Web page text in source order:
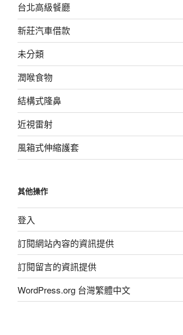
台北高級餐廳
新莊汽車借款
未分類
潤喉食物
結構式隆鼻
近視雷射
風箱式伸縮護套
其他操作
登入
訂閱網站內容的資訊提供
訂閱留言的資訊提供
WordPress.org 台灣繁體中文